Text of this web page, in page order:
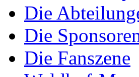
Die
Die
Die Fanszene